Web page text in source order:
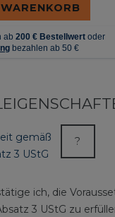
gemäß
3 UStG
?
ich, die
3 UStG zu